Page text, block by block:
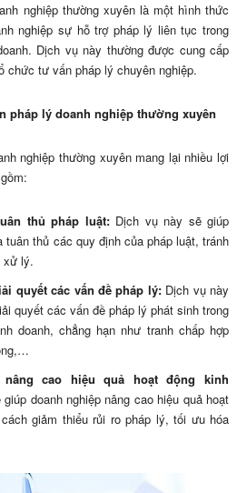
nghiệp thường xuyên là một hình thức
nghiệp sự hỗ trợ pháp lý liên tục trong
Dịch vụ này thường được cung cấp
chức tư vấn pháp lý chuyên nghiệp.
pháp lý doanh nghiệp thường xuyên
nghiệp thường xuyên mang lại nhiều lợi
thủ pháp luật:Dịch vụ này sẽ giúp
tuân thủ các quy định của pháp luật, tránh
xử lý.
quyết các vấn đề pháp lý:Dịch vụ này
quyết các vấn đề pháp lý phát sinh trong
doanh, chẳng hạn như tranh chấp hợp
nâng cao hiệu quả hoạt động kinh
doanh nghiệp nâng cao hiệu quả hoạt
giảm thiểu rủi ro pháp lý, tối ưu hóa